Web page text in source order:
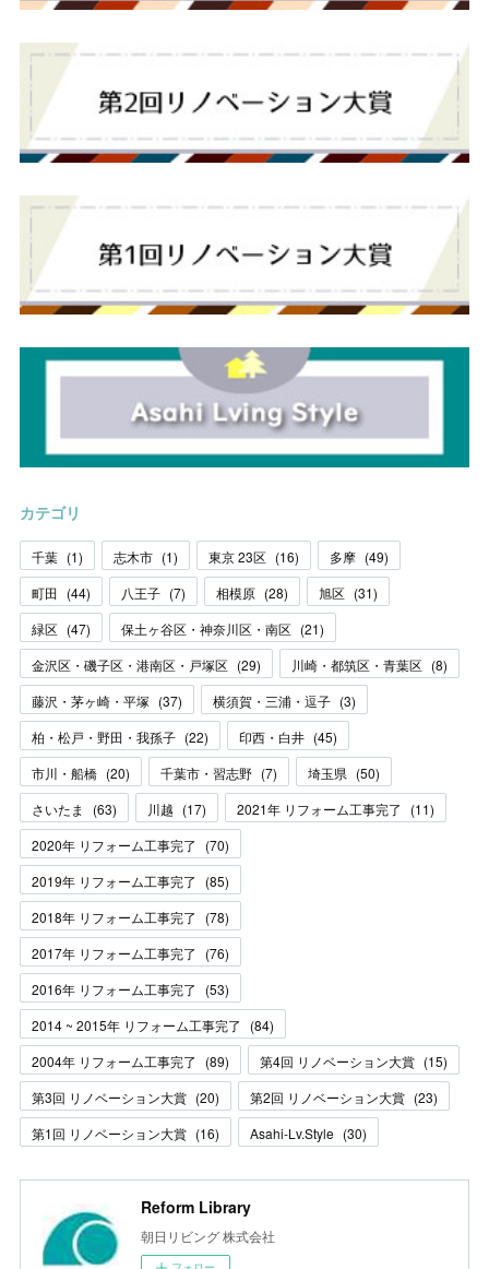
カテゴリ
千葉 (1) 志木市 (1) 東京 23区 (16) 多摩 (49)
町田 (44) 八王子 (7) 相模原 (28) 旭区 (31)
緑区 (47) 保土ヶ谷区・神奈川区・南区 (21)
金沢区・磯子区・港南区・戸塚区 (29) 川崎・都筑区・青葉区 (8)
藤沢・茅ヶ崎・平塚 (37) 横須賀・三浦・逗子 (3)
柏・松戸・野田・我孫子 (22) 印西・白井 (45)
市川・船橋 (20) 千葉市・習志野 (7) 埼玉県 (50)
さいたま
(63) 川越 (17) 2021年 リフォーム工事完了 (11)
2020年 リフォーム工事完了
(70)
2019年 リフォーム工事完了
(85)
2018年 リフォーム工事完了
(78)
2017年 リフォーム工事完了
(76)
2016年 リフォーム工事完了
(53)
2014 ~ 2015年 リフォーム工事完了
(84)
2004年 リフォーム工事完了
(89) 第4回 リノベーション大賞 (15)
第3回 リノベーション大賞 (20) 第2回 リノベーション大賞 (23)
第1回 リノベーション大賞 (16) Asahi-Lv.Style (30)
Reform Library
朝日リビング 株式会社